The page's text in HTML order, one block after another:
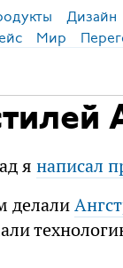
Дизайн
Мир
я написал
делали